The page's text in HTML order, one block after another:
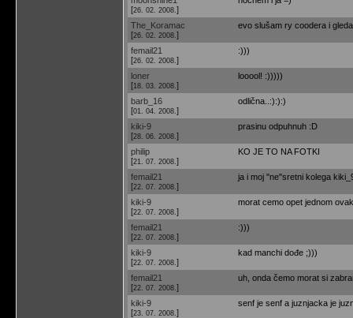
[26. 02. 2008. ]
The_Koramac
[26. 02. 2008. ]
evo slušam ry coodera i
femail21
[26. 02. 2008. ]
:)))
loner
[18. 03. 2008. ]
looool! :)))))
barb_16
[01. 04. 2008. ]
odlična..:):):)
kiki-9
[28. 06. 2008. ]
prasinu odpuhnuh :D
philip
[21. 07. 2008. ]
KO JE TO NA FOTKI
femail21
[22. 07. 2008. ]
ja i moj "ne"sretni kolega
kiki-9
[22. 07. 2008. ]
morat cemo opet jednom
femail21
[22. 07. 2008. ]
:)))
kiki-9
[22. 07. 2008. ]
kad manchi dođe ;)))
femail21
[22. 07. 2008. ]
uh, onda čemo morat si
kiki-9
[23. 07. 2008. ]
senf je senf a juznjacka je